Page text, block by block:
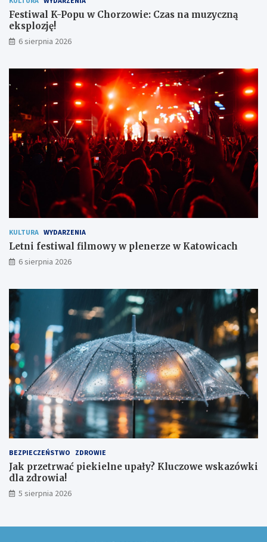
c
z
e
ń
o
m
e
s
z
p
l
o
z
Festiwal K-Popu w Chorzowie: Czas na muzyczną
eksplozję!
6 sierpnia 2026
KULTURA WYDARZENIA
Letni festiwal filmowy w plenerze w Katowicach
6 sierpnia 2026
BEZPIECZEŃSTWO ZDROWIE
Jak przetrwać piekielne upały? Kluczowe wskazówki
dla zdrowia!
5 sierpnia 2026